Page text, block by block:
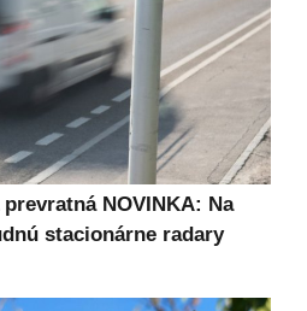
NOVINKA: Na
stacionárne radary